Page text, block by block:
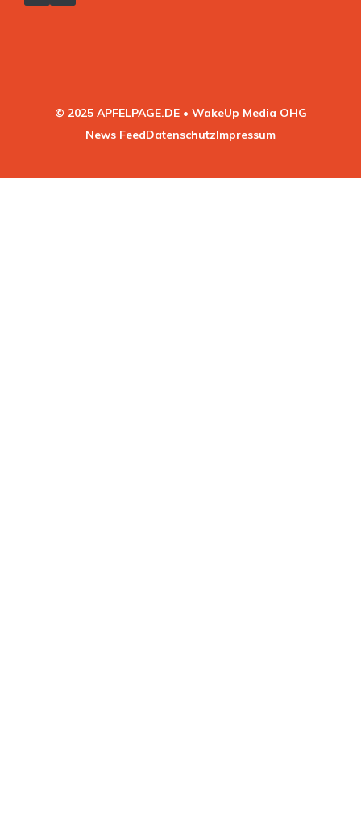
© 2025 APFELPAGE.DE • WakeUp Media OHG
News FeedDatenschutzImpressum